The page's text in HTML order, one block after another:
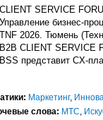
CLIENT SERVICE
Управление бизнес-
TNF 2026. Тюмень
B2B CLIENT SERVICE
BSS представит CX-
Маркетинг,
слова: МТС,